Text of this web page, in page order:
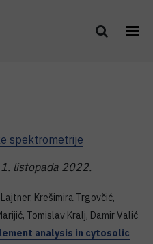
spektrometrije
listopada 2022.
Krešimira Trgovčić,
Tomislav Kralj, Damir Valić
analysis in cytosolic